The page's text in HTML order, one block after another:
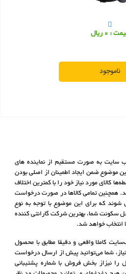
: 0 ریال
ناموجود
سایت به صورت مستقیم از نماینده های
موضوع ضمن ایجاد اطمینان از اصلی بودن
کالای مورد نیاز خود را با کمترین اختلاف
همچنین تمامی کالاها در صورت درخواست
شوند که برای این موضوع با توجه به نوع
شما، بهترین شرکت گارانتی کننده
انتخاب خواهد شد.
کاملا واقعی و دقیقا مطابق با محصول
شما می‌توانید پیش از ارسال درخواست
نیزاز بخش فروش با شماره پشتیبانی